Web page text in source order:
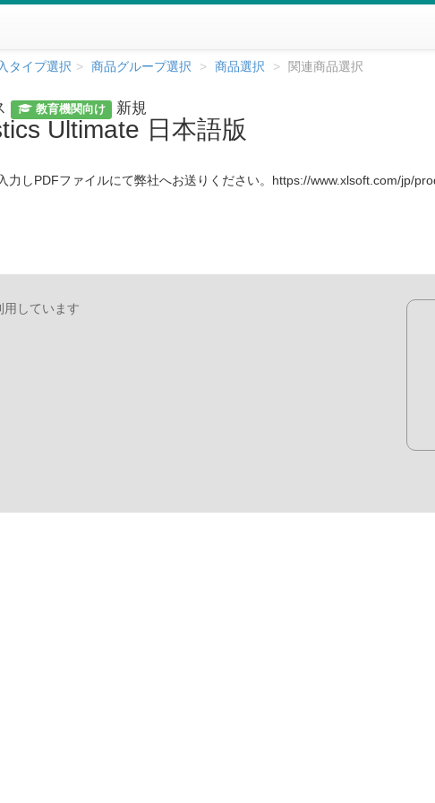
タイプ選択 商品グループ選択 商品選択 関連商品選択
教育機関向け 新規
Ultimate 日本語版
力しPDFファイルにて弊社へお送りください。https://www.xlsoft.com/jp/
用しています